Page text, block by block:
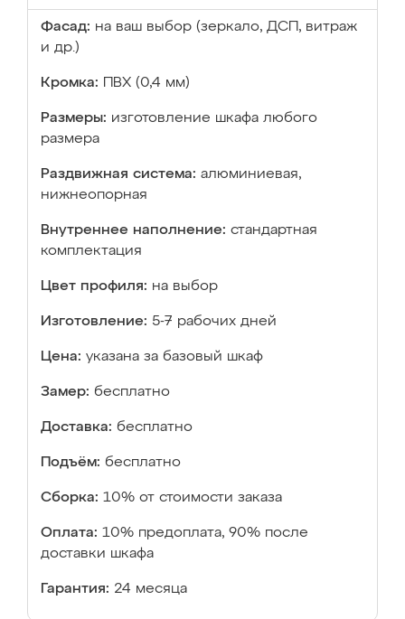
Фасад: на ваш выбор (зеркало, ДСП, витраж
и др.)
Кромка: ПВХ (0,4 мм)
Размеры: изготовление шкафа любого
размера
Раздвижная система: алюминиевая,
нижнеопорная
Внутреннее наполнение: стандартная
комплектация
Цвет профиля: на выбор
Изготовление: 5-7 рабочих дней
Цена: указана за базовый шкаф
Замер: бесплатно
Доставка: бесплатно
Подъём: бесплатно
Сборка: 10% от стоимости заказа
Оплата: 10% предоплата, 90% после
доставки шкафа
Гарантия: 24 месяца